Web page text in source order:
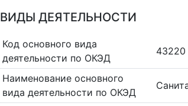
ВИДЫ ДЕЯТЕЛЬНОСТИ
Код основного вида
деятельности по ОКЭД
43220
Наименование основного
вида деятельности по ОКЭД